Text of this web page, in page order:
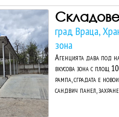
Складове
град Враца,
зона
Агенцията дава под
вкусова зона с площ
рампа, сградата е
сандвич панел,